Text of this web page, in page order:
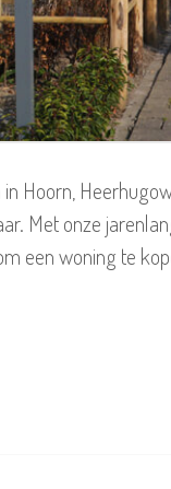
Hoorn,
Met onze
een woning te